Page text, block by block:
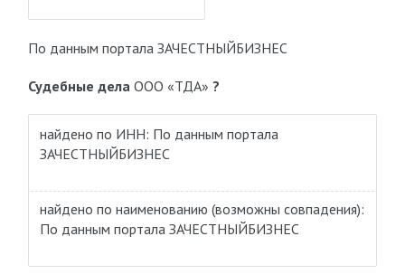
По данным портала ЗАЧЕСТНЫЙБИЗНЕС
Судебные делаООО «ТДА» ?
найдено по ИНН: По данным портала
ЗАЧЕСТНЫЙБИЗНЕС
найдено по наименованию (возможны совпадения):
По данным портала ЗАЧЕСТНЫЙБИЗНЕС